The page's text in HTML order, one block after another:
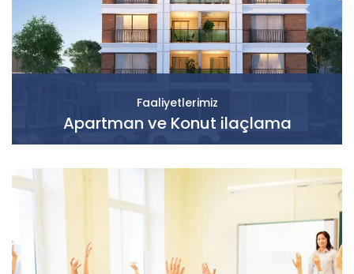
Faaliyetlerimiz
Apartman ve Konut ilaçlama